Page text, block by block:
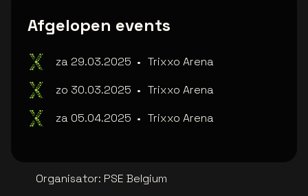
Afgelopen events
za 29.03.2025 • Trixxo Arena
zo 30.03.2025 • Trixxo Arena
za 05.04.2025 • Trixxo Arena
Organisator: PSE Belgium